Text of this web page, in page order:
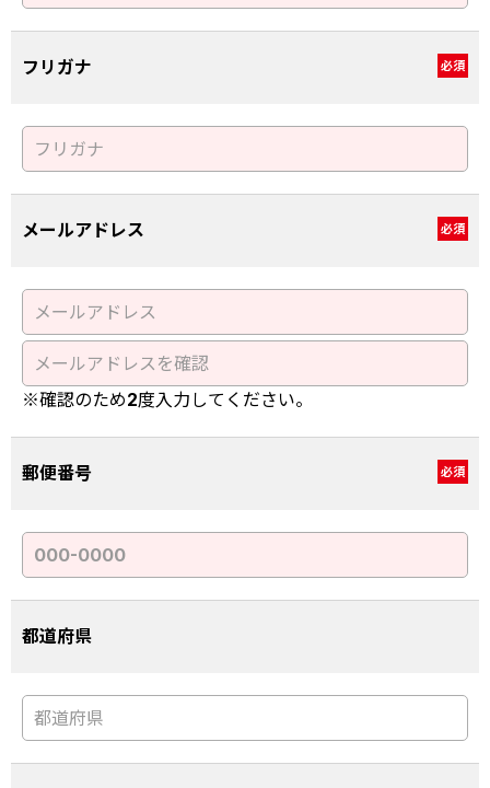
フリガナ 必須
メールアドレス 必須
※確認のため2度入力してください。
郵便番号 必須
都道府県